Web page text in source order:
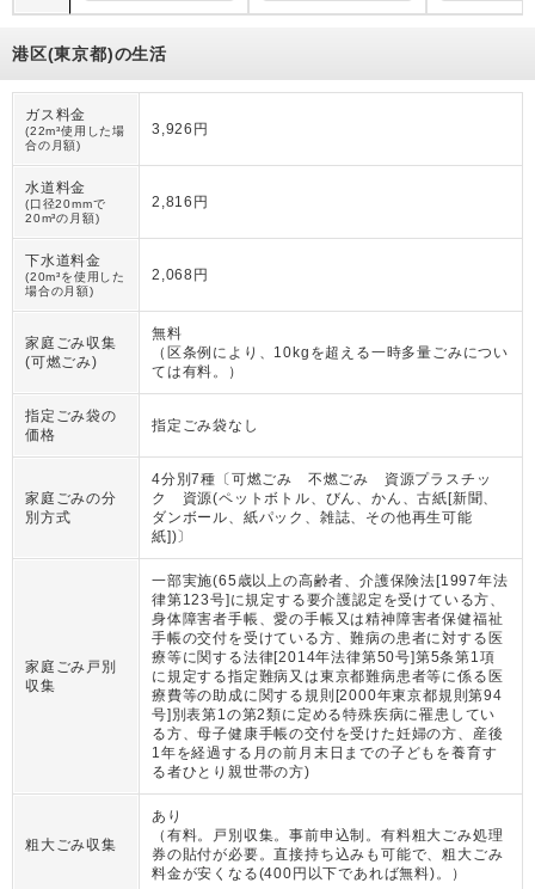
港区(東京都)の生活
ガス料金
(22m³使用した場
合の月額)
3,926円
水道料金
(口径20mmで
20m³の月額)
2,816円
下水道料金
(20m³を使用した
場合の月額)
2,068円
家庭ごみ収集
(可燃ごみ)
無料
（ 区条例により、10kgを超える一時多量ごみについ
ては有料。
）
指定ごみ袋の
価格
指定ごみ袋なし
家庭ごみの分
別方式
4分別7種〔可燃ごみ 不燃ごみ 資源プラスチッ
ク 資源(ペットボトル、びん、かん、古紙[新聞、
ダンボール、紙パック、雑誌、その他再生可能
紙])〕
家庭ごみ戸別
収集
一部実施(65歳以上の高齢者、介護保険法[1997年法
律第123号]に規定する要介護認定を受けている方、
身体障害者手帳、愛の手帳又は精神障害者保健福祉
手帳の交付を受けている方、難病の患者に対する医
療等に関する法律[2014年法律第50号]第5条第1項
に規定する指定難病又は東京都難病患者等に係る医
療費等の助成に関する規則[2000年東京都規則第94
号]別表第1の第2類に定める特殊疾病に罹患してい
る方、母子健康手帳の交付を受けた妊婦の方、産後
1年を経過する月の前月末日までの子どもを養育す
る者ひとり親世帯の方)
粗大ごみ収集
あり
（ 有料。戸別収集。事前申込制。有料粗大ごみ処理
券の貼付が必要。直接持ち込みも可能で、粗大ごみ
料金が安くなる(400円以下であれば無料)。
）